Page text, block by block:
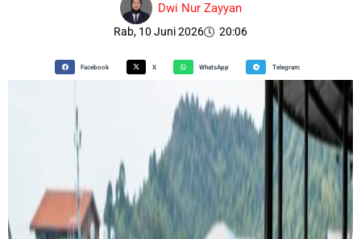
Dwi Nur Zayyan
Rab, 10 Juni 2026 20:06
Facebook X WhatsApp Telegram